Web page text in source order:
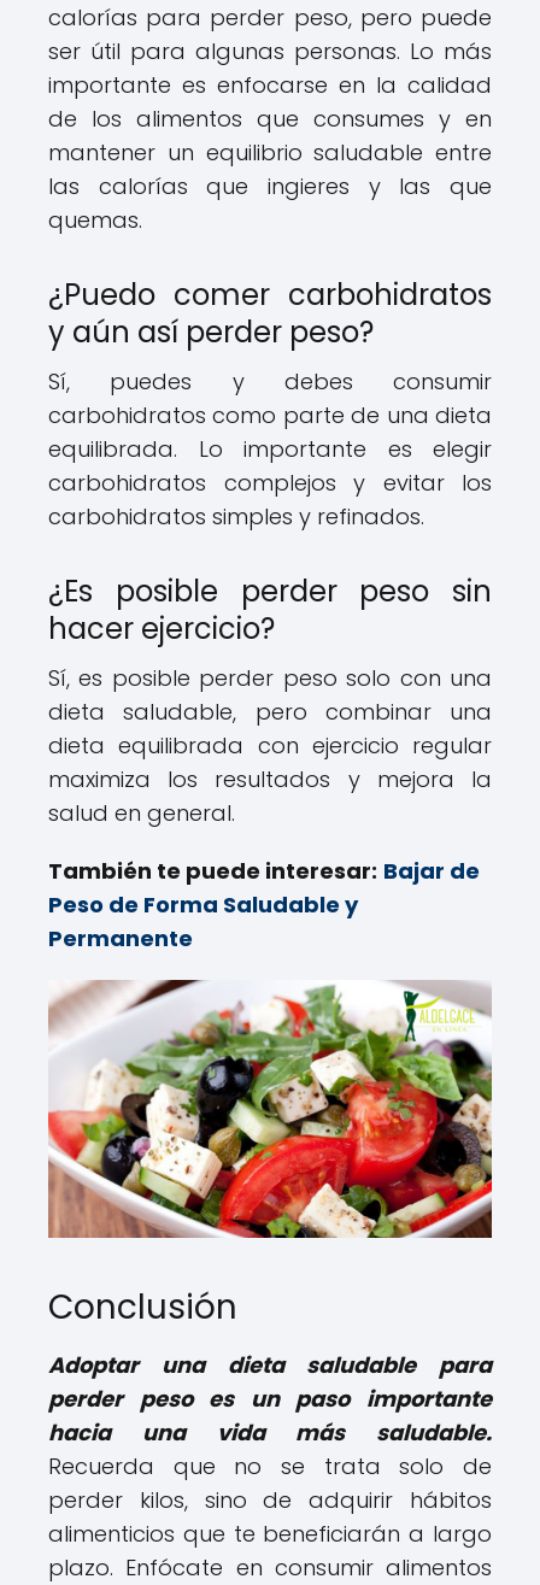
calorías para perder peso, pero puede
ser útil para algunas personas. Lo más
importante es enfocarse en la calidad
de los alimentos que consumes y en
mantener un equilibrio saludable entre
las calorías que ingieres y las que
quemas.
¿Puedo comer carbohidratos
y aún así perder peso?
Sí, puedes y debes consumir
carbohidratos como parte de una dieta
equilibrada. Lo importante es elegir
carbohidratos complejos y evitar los
carbohidratos simples y refinados.
¿Es posible perder peso sin
hacer ejercicio?
Sí, es posible perder peso solo con una
dieta saludable, pero combinar una
dieta equilibrada con ejercicio regular
maximiza los resultados y mejora la
salud en general.
También te puede interesar: Bajar de
Peso de Forma Saludable y
Permanente
Conclusión
Adoptar una dieta saludable para
perder peso es un paso importante
hacia una vida más saludable.
Recuerda que no se trata solo de
perder kilos, sino de adquirir hábitos
alimenticios que te beneficiarán a largo
plazo. Enfócate en consumir alimentos